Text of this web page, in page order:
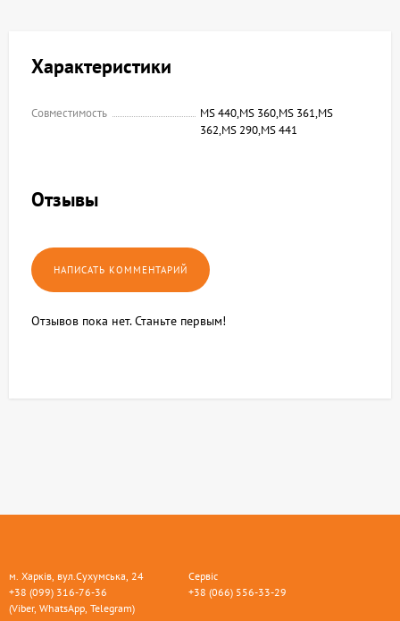
Характеристики
Совместимость
MS 440,MS 360,MS 361,MS
362,MS 290,MS 441
Отзывы
Отзывов пока нет. Станьте первым!
м. Харків, вул.Сухумська, 24
+38 (099) 316-76-36
(Viber, WhatsApp, Telegram)
Сервіс
+38 (066) 556-33-29